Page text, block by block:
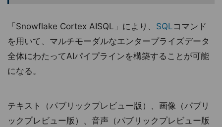
「Snowflake Cortex AISQL」により、 SQLコマンド
を用いて、マルチモーダルなエンタープライズデータ
全体にわたってAIパイプラインを構築することが可能
になる。
テキスト（パブリックプレビュー版）、画像（パブリ
ックプレビュー版）、音声（パブリックプレビュー版